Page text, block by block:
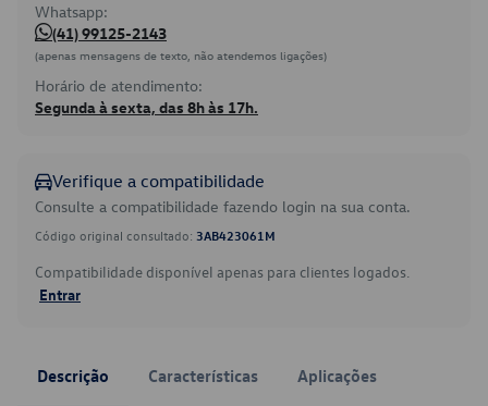
Whatsapp:
(41) 99125-2143
(apenas mensagens de texto, não atendemos ligações)
Horário de atendimento:
Segunda à sexta, das 8h às 17h.
Verifique a compatibilidade
Consulte a compatibilidade fazendo login na sua conta.
Código original consultado: 3AB423061M
Compatibilidade disponível apenas para clientes logados.
Entrar
Descrição Características Aplicações